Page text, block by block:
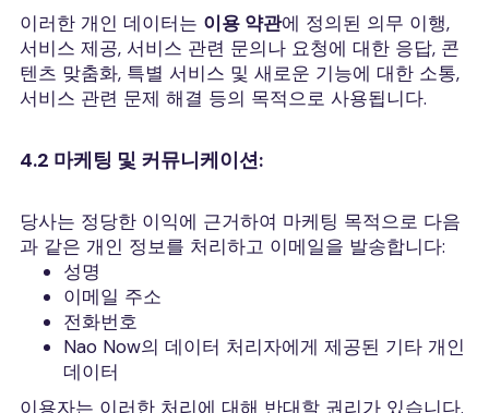
이러한 개인 데이터는 이용 약관에 정의된 의무 이행,
서비스 제공, 서비스 관련 문의나 요청에 대한 응답, 콘
텐츠 맞춤화, 특별 서비스 및 새로운 기능에 대한 소통,
서비스 관련 문제 해결 등의 목적으로 사용됩니다.
4.2 마케팅 및 커뮤니케이션:
당사는 정당한 이익에 근거하여 마케팅 목적으로 다음
과 같은 개인 정보를 처리하고 이메일을 발송합니다:
성명
이메일 주소
전화번호
Nao Now의 데이터 처리자에게 제공된 기타 개인
데이터
이용자는 이러한 처리에 대해 반대할 권리가 있습니다.